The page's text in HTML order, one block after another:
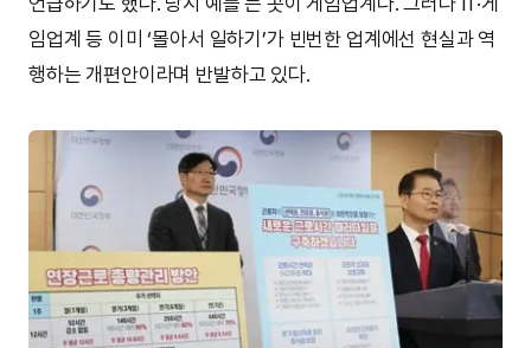
임업계 등 이미 ‘몰아서 일하기’가 빈번한 업계에선 현실과 역
행하는 개편안이라며 반발하고 있다.